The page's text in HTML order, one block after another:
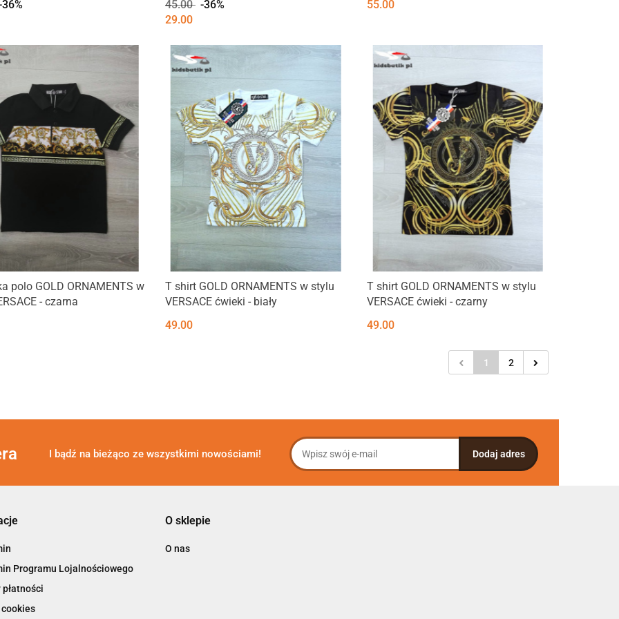
45.00 -36%
29.00
55.00
polo GOLD ORNAMENTS w
- czarna
T shirt GOLD ORNAMENTS w stylu
VERSACE ćwieki - biały
49.00
T shirt GOLD ORNAMENTS w stylu
VERSACE ćwieki - czarny
49.00
1 2
I bądź na bieżąco ze wszystkimi nowościami!
Programu Lojalnościowego
płatności
O sklepie
O nas